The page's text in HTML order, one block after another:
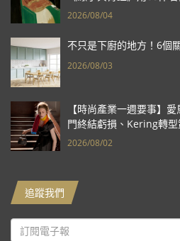
2026/08/04
不只是下廚的地方！6個
2026/08/03
【時尚產業一週要事】
門終結虧損、Kering轉
報亮眼
2026/08/02
追蹤我們